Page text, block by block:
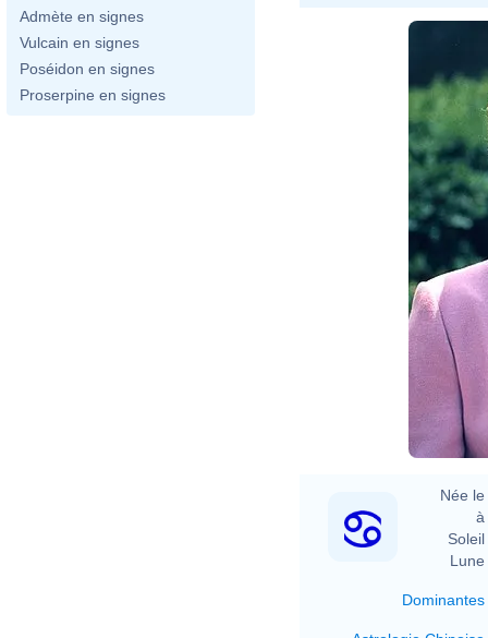
Admète en signes
Vulcain en signes
Poséidon en signes
Proserpine en signes
Née le
à
Soleil
Lune
Dominantes